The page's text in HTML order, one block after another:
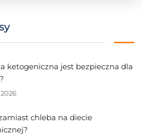
ketogeniczna jest bezpieczna dla
chleba na diecie